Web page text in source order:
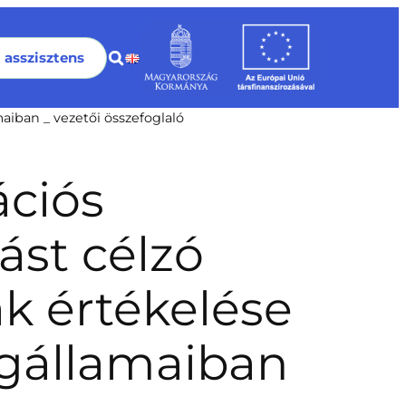
asszisztens
_ vezetői összefoglaló
célzó
értékelése